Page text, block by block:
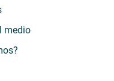
medio